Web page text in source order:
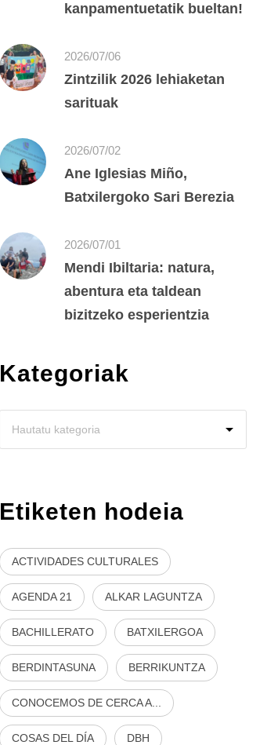
kanpamentuetatik bueltan!
2026/07/06
Zintzilik 2026 lehiaketan
sarituak
2026/07/02
Ane Iglesias Miño,
Batxilergoko Sari Berezia
2026/07/01
Mendi Ibiltaria: natura,
abentura eta taldean
bizitzeko esperientzia
Kategoriak
Etiketen hodeia
ACTIVIDADES CULTURALES
AGENDA 21 ALKAR LAGUNTZA
BACHILLERATO BATXILERGOA
BERDINTASUNA BERRIKUNTZA
CONOCEMOS DE CERCA A...
COSAS DEL DÍA DBH